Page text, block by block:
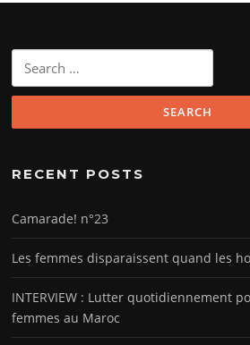
RECENT POSTS
Camarade! n°23
Les femmes disparaissent quand les
INTERVIEW : Lutter quotidiennement
femmes au Maroc